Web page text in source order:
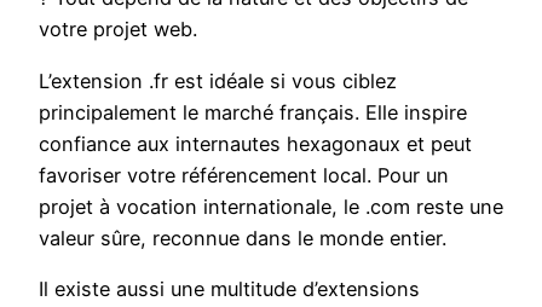
votre projet web.
L’extension .fr est idéale si vous ciblez
principalement le marché français. Elle inspire
confiance aux internautes hexagonaux et peut
favoriser votre référencement local. Pour un
projet à vocation internationale, le .com reste une
valeur sûre, reconnue dans le monde entier.
Il existe aussi une multitude d’extensions